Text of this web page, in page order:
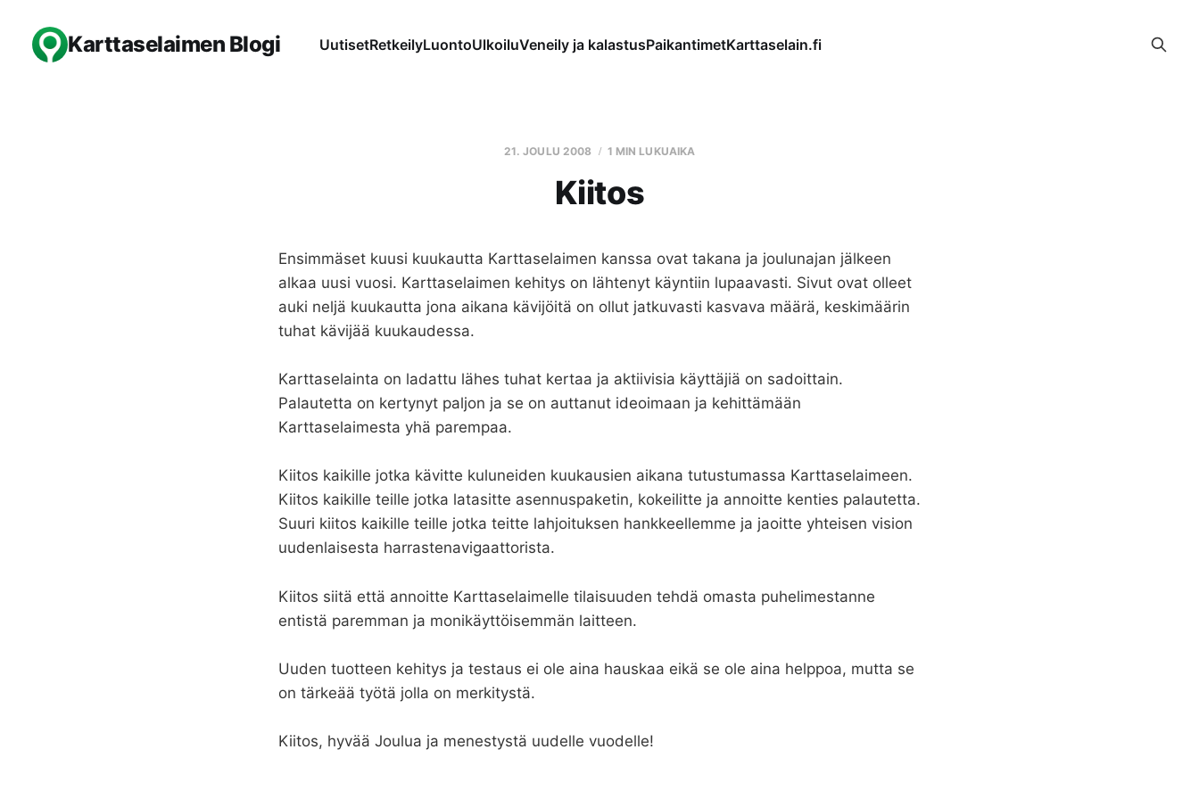
Karttaselaimen Blogi UutisetRetkeilyLuontoUlkoiluVeneily ja kalastusPaikantimetKarttaselain.fi
21. JOULU 2008 1 MIN LUKUAIKA
Kiitos
Ensimmäset kuusi kuukautta Karttaselaimen kanssa ovat takana ja joulunajan jälkeen
alkaa uusi vuosi. Karttaselaimen kehitys on lähtenyt käyntiin lupaavasti. Sivut ovat olleet
auki neljä kuukautta jona aikana kävijöitä on ollut jatkuvasti kasvava määrä, keskimäärin
tuhat kävijää kuukaudessa.
Karttaselainta on ladattu lähes tuhat kertaa ja aktiivisia käyttäjiä on sadoittain.
Palautetta on kertynyt paljon ja se on auttanut ideoimaan ja kehittämään
Karttaselaimesta yhä parempaa.
Kiitos kaikille jotka kävitte kuluneiden kuukausien aikana tutustumassa Karttaselaimeen.
Kiitos kaikille teille jotka latasitte asennuspaketin, kokeilitte ja annoitte kenties palautetta.
Suuri kiitos kaikille teille jotka teitte lahjoituksen hankkeellemme ja jaoitte yhteisen vision
uudenlaisesta harrastenavigaattorista.
Kiitos siitä että annoitte Karttaselaimelle tilaisuuden tehdä omasta puhelimestanne
entistä paremman ja monikäyttöisemmän laitteen.
Uuden tuotteen kehitys ja testaus ei ole aina hauskaa eikä se ole aina helppoa, mutta se
on tärkeää työtä jolla on merkitystä.
Kiitos, hyvää Joulua ja menestystä uudelle vuodelle!